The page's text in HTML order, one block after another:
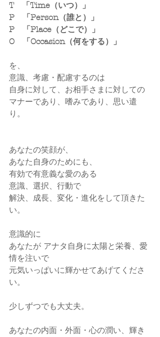
T　「Time（いつ）」
P　「Person（誰と）」
P　「Place（どこで）」
O　「Occasion（何をする）」
を、
意識、考慮・配慮するのは
自身に対して、お相手さまに対しての
マナーであり、嗜みであり、思い遣
り。
あなたの笑顔が、
あなた自身のためにも、
有効で有意義な愛のある
意識、選択、行動で
解決、成長、変化・進化をして頂きた
い。
意識的に
あなたが アナタ自身に太陽と栄養、愛
情を注いで
元気いっぱいに輝かせてあげてくださ
い。
少しずつでも大丈夫。
あなたの内面・外面・心の潤い、輝き